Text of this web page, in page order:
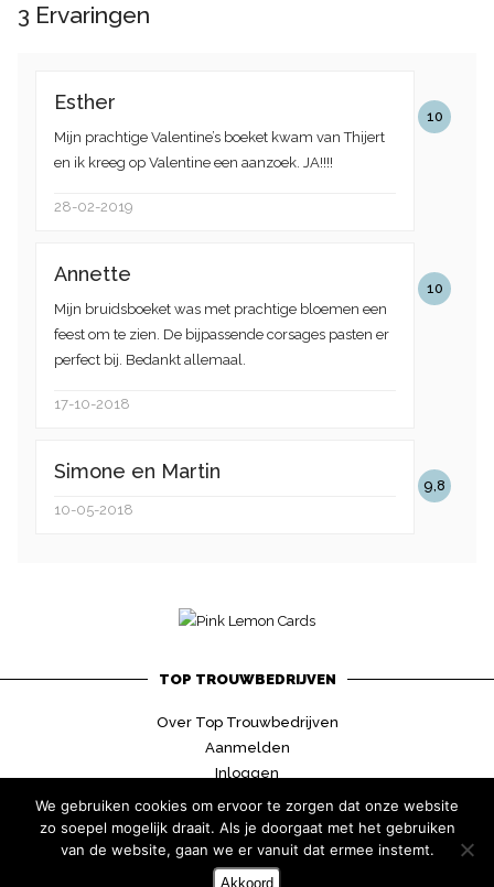
3 Ervaringen
10
Esther
Mijn prachtige Valentine’s boeket kwam van Thijert
en ik kreeg op Valentine een aanzoek. JA!!!!
28-02-2019
10
Annette
Mijn bruidsboeket was met prachtige bloemen een
feest om te zien. De bijpassende corsages pasten er
perfect bij. Bedankt allemaal.
17-10-2018
9,8
Simone en Martin
10-05-2018
TOP TROUWBEDRIJVEN
Over Top Trouwbedrijven
Aanmelden
Inloggen
Contact
We gebruiken cookies om ervoor te zorgen dat onze website
zo soepel mogelijk draait. Als je doorgaat met het gebruiken
van de website, gaan we er vanuit dat ermee instemt.
Akkoord